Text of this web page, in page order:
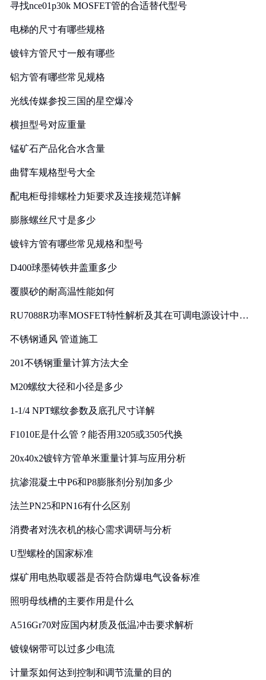
寻找nce01p30k MOSFET管的合适替代型号
电梯的尺寸有哪些规格
镀锌方管尺寸一般有哪些
铝方管有哪些常见规格
光线传媒参投三国的星空爆冷
横担型号对应重量
锰矿石产品化合水含量
曲臂车规格型号大全
配电柜母排螺栓力矩要求及连接规范详解
膨胀螺丝尺寸是多少
镀锌方管有哪些常见规格和型号
D400球墨铸铁井盖重多少
覆膜砂的耐高温性能如何
RU7088R功率MOSFET特性解析及其在可调电源设计中的
不锈钢通风 管道施工
201不锈钢重量计算方法大全
M20螺纹大径和小径是多少
1-1/4 NPT螺纹参数及底孔尺寸详解
F1010E是什么管？能否用3205或3505代换
20x40x2镀锌方管单米重量计算与应用分析
抗渗混凝土中P6和P8膨胀剂分别加多少
法兰PN25和PN16有什么区别
消费者对洗衣机的核心需求调研与分析
U型螺栓的国家标准
煤矿用电热取暖器是否符合防爆电气设备标准
照明母线槽的主要作用是什么
A516Gr70对应国内材质及低温冲击要求解析
镀镍钢带可以过多少电流
计量泵如何达到控制和调节流量的目的